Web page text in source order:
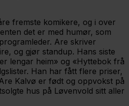
fremste komikere, og i over
det er med humør, som
Are skriver
og gjør standup. Hans siste
lengar heim» og «Hyttebok frå
Han har fått flere priser,
Kalvø er født og oppvokst på
hus på Løvenvold sitt aller